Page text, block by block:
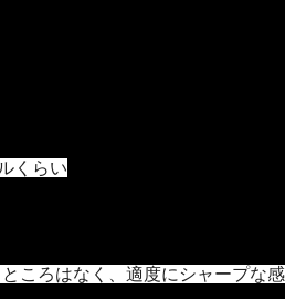
くらい
ころはなく、適度にシャープな感